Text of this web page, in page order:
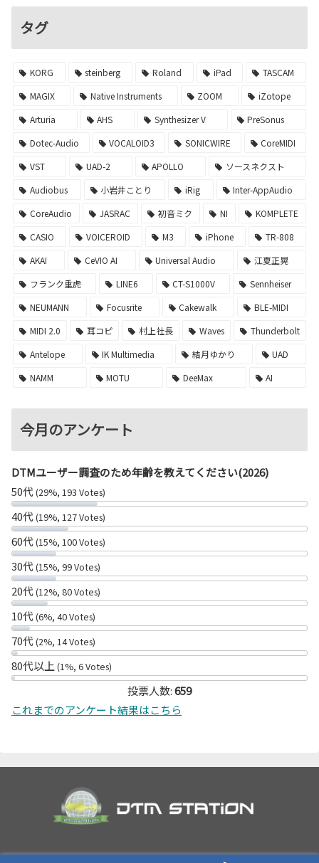
タグ
KORG steinberg Roland iPad
TASCAM
MAGIX
Native Instruments ZOOM
iZotope
Arturia
AHS Synthesizer V
PreSonus
Dotec-Audio
VOCALOID3 SONICWIRE
CoreMIDI
VST
UAD-2 APOLLO
ソースネクスト
Audiobus
小岩井ことり iRig
Inter-AppAudio
CoreAudio
JASRAC 初音ミク NI
KOMPLETE
CASIO
VOICEROID M3 iPhone
TR-808
AKAI
CeVIO AI Universal Audio
江夏正晃
フランク重虎
LINE6 CT-S1000V
Sennheiser
NEUMANN
Focusrite Cakewalk
BLE-MIDI
MIDI 2.0
耳コピ 村上社長 Waves
Thunderbolt
Antelope
IK Multimedia 結月ゆかり
UAD
NAMM
MOTU DeeMax AI
今月のアンケート
DTMユーザー調査のため年齢を教えてください(2026)
50代(29%, 193 Votes)
40代(19%, 127 Votes)
60代(15%, 100 Votes)
30代(15%, 99 Votes)
20代(12%, 80 Votes)
10代(6%, 40 Votes)
70代(2%, 14 Votes)
80代以上 (1%, 6 Votes)
投票人数:659
これまでのアンケート結果はこちら